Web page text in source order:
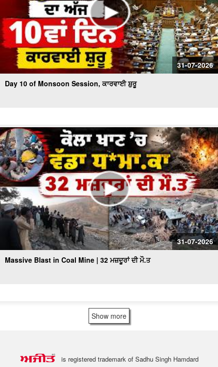
31-07-2026
Day 10 of Monsoon Session, ਕਾਰਵਾਈ ਸ਼ੁਰੂ
31-07-2026
Massive Blast in Coal Mine | 32 ਮਜ਼ਦੂਰਾਂ ਦੀ ਮੌ.ਤ
Show more
is registered trademark of Sadhu Singh Hamdard